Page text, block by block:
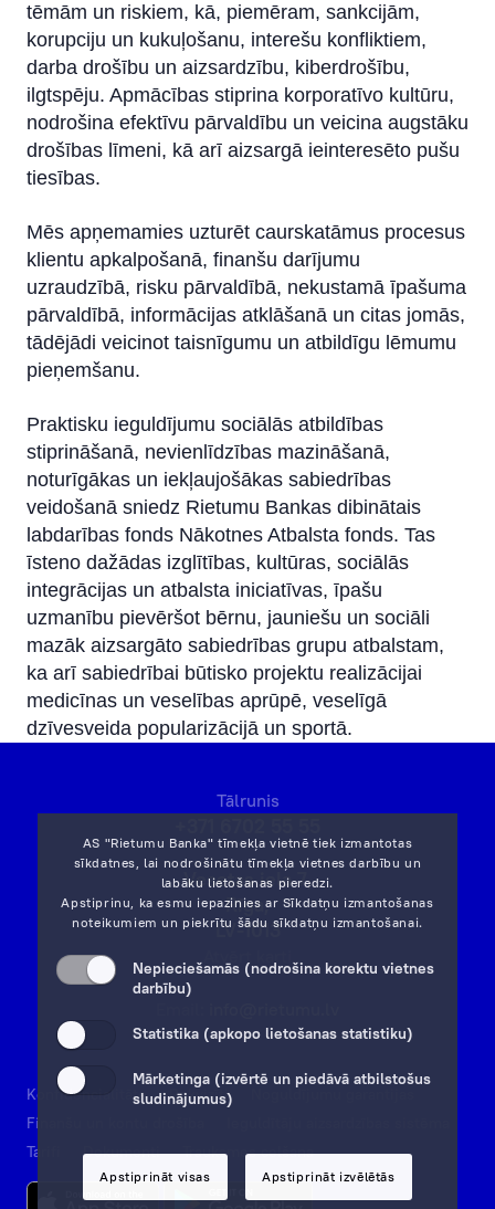
Korporatīvā pārvaldība
tēmām un riskiem, kā, piemēram, sankcijām,
korupciju un kukuļošanu, interešu konfliktiem,
darba drošību un aizsardzību, kiberdrošību,
ilgtspēju. Apmācības stiprina korporatīvo kultūru,
nodrošina efektīvu pārvaldību un veicina augstāku
drošības līmeni, kā arī aizsargā ieinteresēto pušu
tiesības.
Mēs apņemamies uzturēt caurskatāmus procesus
klientu apkalpošanā, finanšu darījumu
uzraudzībā, risku pārvaldībā, nekustamā īpašuma
pārvaldībā, informācijas atklāšanā un citas jomās,
tādējādi veicinot taisnīgumu un atbildīgu lēmumu
pieņemšanu.
Praktisku ieguldījumu sociālās atbildības
stiprināšanā, nevienlīdzības mazināšanā,
noturīgākas un iekļaujošākas sabiedrības
veidošanā sniedz Rietumu Bankas dibinātais
labdarības fonds Nākotnes Atbalsta fonds. Tas
īsteno dažādas izglītības, kultūras, sociālās
integrācijas un atbalsta iniciatīvas, īpašu
uzmanību pievēršot bērnu, jauniešu un sociāli
mazāk aizsargāto sabiedrības grupu atbalstam,
ka arī sabiedrībai būtisko projektu realizācijai
medicīnas un veselības aprūpē, veselīgā
dzīvesveida popularizācijā un sportā.
AS "Rietumu Banka" tīmekļa vietnē tiek izmantotas
sīkdatnes, lai nodrošinātu tīmekļa vietnes darbību un
labāku lietošanas pieredzi.
Apstiprinu, ka esmu iepazinies ar Sīkdatņu izmantošanas
noteikumiem un piekrītu šādu sīkdatņu izmantošanai.
Nepieciešamās (nodrošina korektu vietnes
darbību)
Statistika (apkopo lietošanas statistiku)
Mārketinga (izvērtē un piedāvā atbilstošus
sludinājumus)
Apstiprināt visas Apstiprināt izvēlētās
Tālrunis
Vesetas iela 7,
Rīga,
LV-1013
Konfidencialitāte Rekvizīti
Noguldījumu garantijas
Finanšu un kontu drošība
Tarifi
Dokumenti Trauksmes celšana